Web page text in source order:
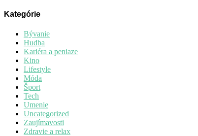
Kategórie
Bývanie
Hudba
Kariéra a peniaze
Kino
Lifestyle
Móda
Šport
Tech
Umenie
Uncategorized
Zaujímavosti
Zdravie a relax